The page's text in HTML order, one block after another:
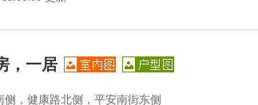
，一居
侧，健康路北侧，平安南街东侧